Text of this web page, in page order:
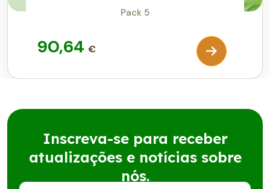
Pack 5
90,64€
Inscreva-se para receber
atualizações e notícias sobre
nós.